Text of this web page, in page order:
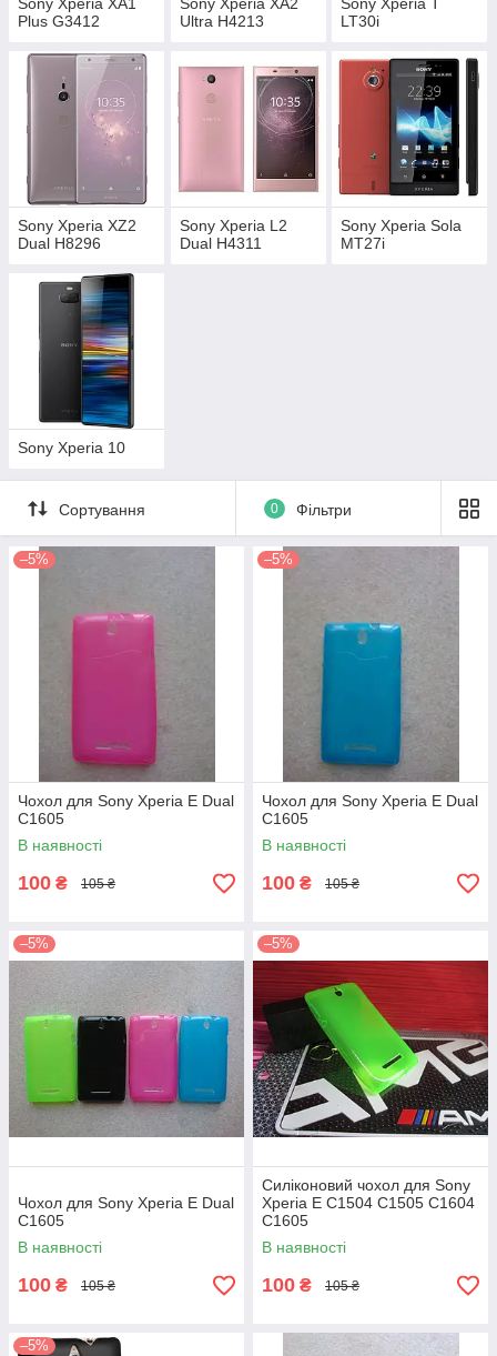
Sony Xperia XA1
Plus G3412
Sony Xperia XA2
Ultra H4213
Sony Xperia T
LT30i
Sony Xperia XZ2
Dual H8296
Sony Xperia L2
Dual H4311
Sony Xperia Sola
MT27i
Sony Xperia 10
Сортування 0 Фільтри
–5%
Чохол для Sony Xperia E Dual
C1605
В наявності
100 ₴ 105 ₴
–5%
Чохол для Sony Xperia E Dual
C1605
В наявності
100 ₴ 105 ₴
–5%
Чохол для Sony Xperia E Dual
C1605
В наявності
100 ₴ 105 ₴
–5%
Силіконовий чохол для Sony
Xperia E C1504 C1505 C1604
C1605
В наявності
100 ₴ 105 ₴
–5%